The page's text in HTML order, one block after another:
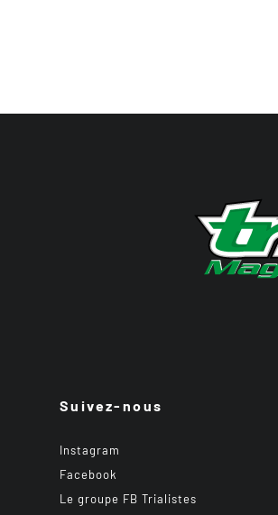
Suivez-nous
Instagram
Facebook
Le groupe FB Trialistes